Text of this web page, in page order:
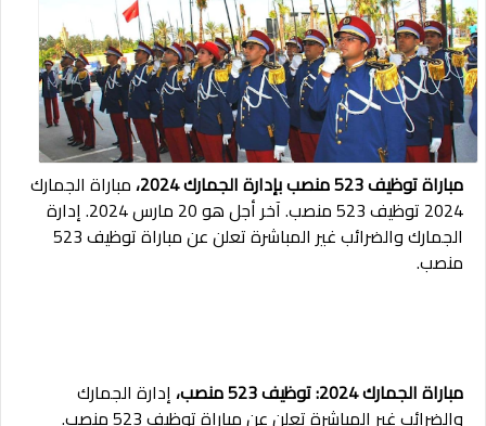
مباراة توظيف 523 منصب بإدارة الجمارك 2024،
مباراة الجمارك
2024 توظيف 523 منصب. آخر أجل هو 20 مارس 2024. إدارة
الجمارك والضرائب غير المباشرة تعلن عن مباراة توظيف 523
منصب.
مباراة الجمارك 2024: توظيف 523 منصب،
إدارة الجمارك
والضرائب غير المباشرة تعلن عن مباراة توظيف 523 منصب.